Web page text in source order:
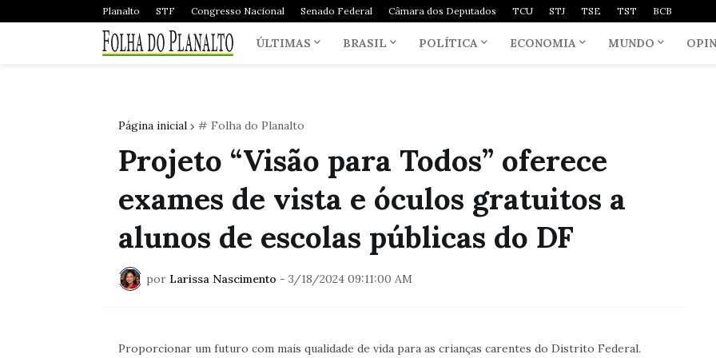
Planalto STF Congresso Nacional Senado Federal Câmara dos Deputados TCU STJ TSE TST BCB
ÚLTIMAS BRASIL POLÍTICA ECONOMIA MUNDO
Página inicial # Folha do Planalto
Projeto “Visão para Todos” oferece
exames de vista e óculos gratuitos a
alunos de escolas públicas do DF
por Larissa Nascimento - 3/18/2024 09:11:00 AM
Proporcionar um futuro com mais qualidade de vida para as crianças carentes do Distrito Federal.